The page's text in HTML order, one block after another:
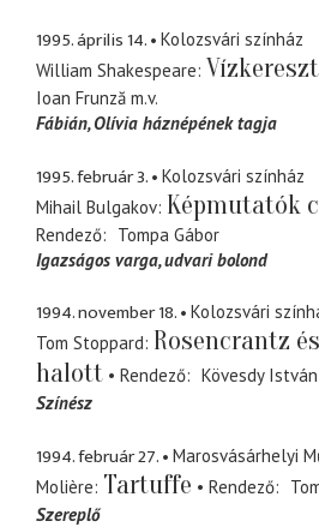
1995. április 14.
Kolozsvári színház
William Shakespeare Vízkereszt
Ioan Frunză m.v.
Fábián Olívia háznépének tagja
1995. február 3.
Kolozsvári színház
Mihail Bulgakov Képmutatók
Rendező
Tompa Gábor
Igazságos varga udvari bolond
1994. november 18.
Kolozsvári
Tom Stoppard Rosencrantz
halott
Rendező Kövesdy István
Színész
1994. február 27.
Marosvásárhelyi
Molière Tartuffe Rendező
Szereplő